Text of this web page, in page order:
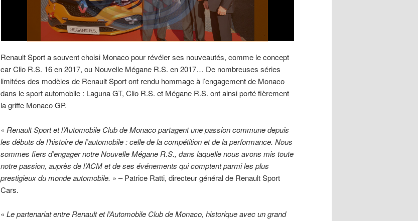
Guide+des+Sportives.com
Renault Sport a souvent choisi Monaco pour révéler ses nouveautés, comme le concept
car Clio R.S. 16 en 2017, ou Nouvelle Mégane R.S. en 2017… De nombreuses séries
limitées des modèles de Renault Sport ont rendu hommage à l’engagement de Monaco
dans le sport automobile : Laguna GT, Clio R.S. et Mégane R.S. ont ainsi porté fièrement
la griffe Monaco GP.
« Renault Sport et l’Automobile Club de Monaco partagent une passion commune depuis
les débuts de l’histoire de l’automobile : celle de la compétition et de la performance. Nous
sommes fiers d’engager notre Nouvelle Mégane R.S., dans laquelle nous avons mis toute
notre passion, auprès de l’ACM et de ses événements qui comptent parmi les plus
prestigieux du monde automobile. » – Patrice Ratti, directeur général de Renault Sport
Cars.
« Le partenariat entre Renault et l’Automobile Club de Monaco, historique avec un grand